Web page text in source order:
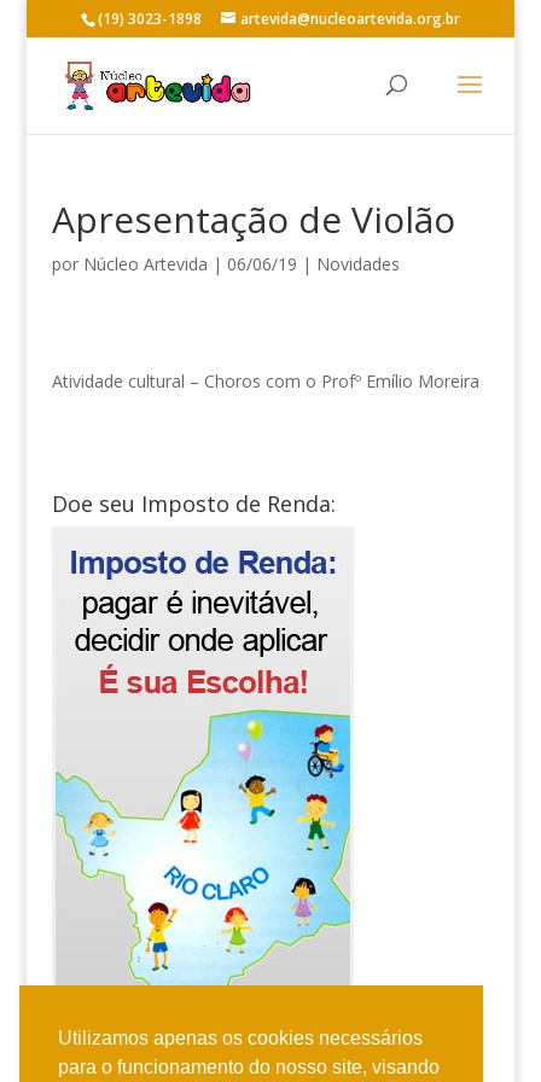
(19) 3023-1898 artevida@nucleoartevida.org.br
Apresentação de Violão
por Núcleo Artevida | 06/06/19 | Novidades
Atividade cultural – Choros com o Profº Emílio Moreira
Doe seu Imposto de Renda:
Utilizamos apenas os cookies necessários
para o funcionamento do nosso site, visando